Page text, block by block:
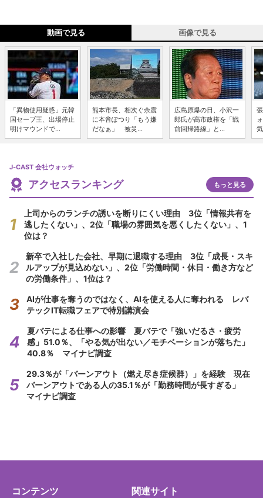
動画で見る 画像で見る
「異物使用疑惑」元韓
国セーブ王、出場停止
明けマウンドで...
熊本市長、相次ぐ余震
に本音ぽつり「もう嫌
だなぁ」 被災...
広島原爆の日、小沢一
郎氏が高市政権を「戦
前回帰路線」と...
J-CAST 会社ウォッチ
アクセスランキング もっと見る
上司からのランチの誘いを断りにくい理由 3位「情報共有を
逃したくない」、2位「職場の雰囲気を悪くしたくない」、1
位は？
新卒で入社した会社、早期に退職する理由 3位「成長・スキ
ルアップが見込めない」、2位「労働時間・休日・働き方など
の労働条件」、1位は？
AIが仕事を奪うのではなく、AIを使える人に奪われる レバ
テックIT転職フェアで特別講演会
夏バテによる仕事への影響 夏バテで「強いだるさ・疲労
感」51.0％、「やる気が出ない／モチベーションが落ちた」
40.8％ マイナビ調査
29.3％が「バーンアウト（燃え尽き症候群）」を経験 現在
バーンアウトである人の35.1％が「勤務時間が長すぎる」
マイナビ調査
コンテンツ 関連サイト